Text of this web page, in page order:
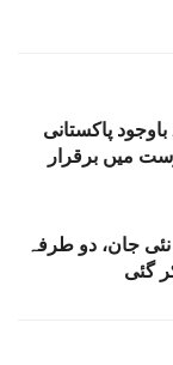
پاکستانی
میں برقرار
جان، دو طرفہ